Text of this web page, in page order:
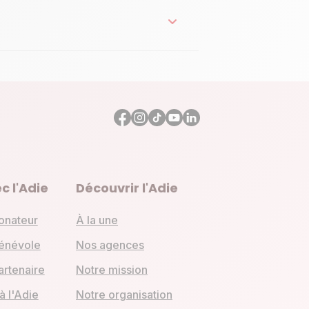
l'Adie
l'Adie
Découvrir l'Adie
À la une
Nos agences
Notre mission
Notre organisation